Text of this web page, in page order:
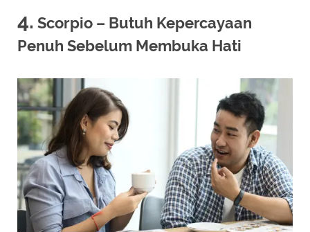
4. Scorpio – Butuh Kepercayaan
Penuh Sebelum Membuka Hati